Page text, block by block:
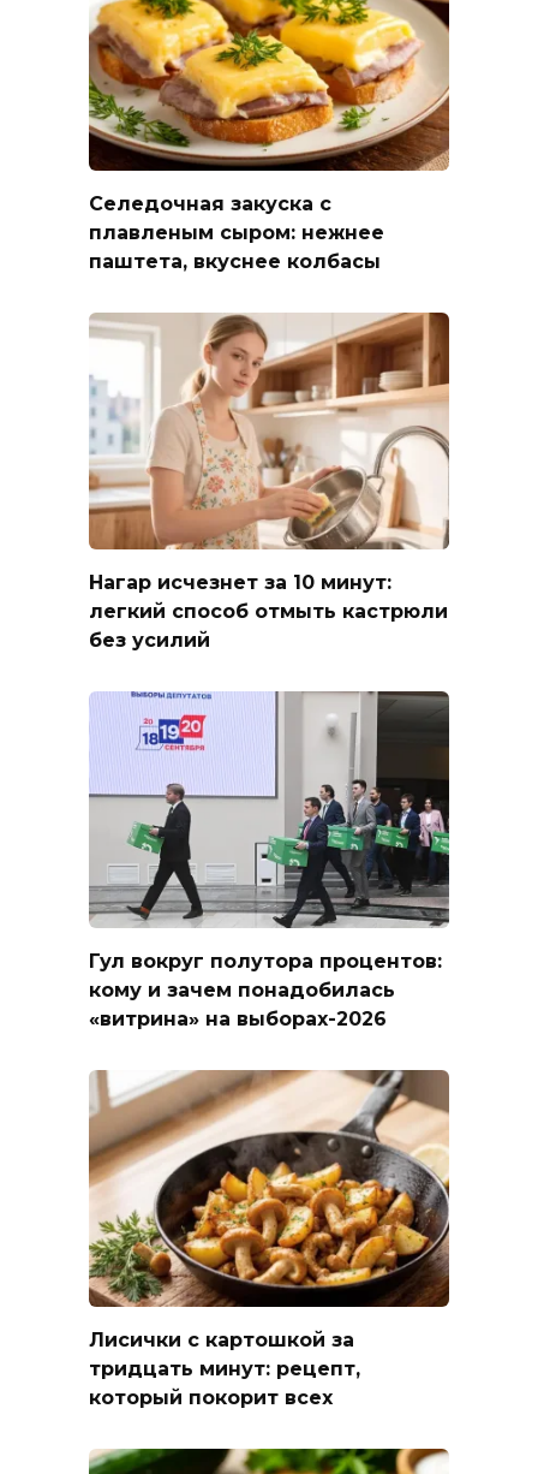
Селедочная закуска с
плавленым сыром: нежнее
паштета, вкуснее колбасы
Нагар исчезнет за 10 минут:
легкий способ отмыть кастрюли
без усилий
Гул вокруг полутора процентов:
кому и зачем понадобилась
«витрина» на выборах-2026
Лисички с картошкой за
тридцать минут: рецепт,
который покорит всех